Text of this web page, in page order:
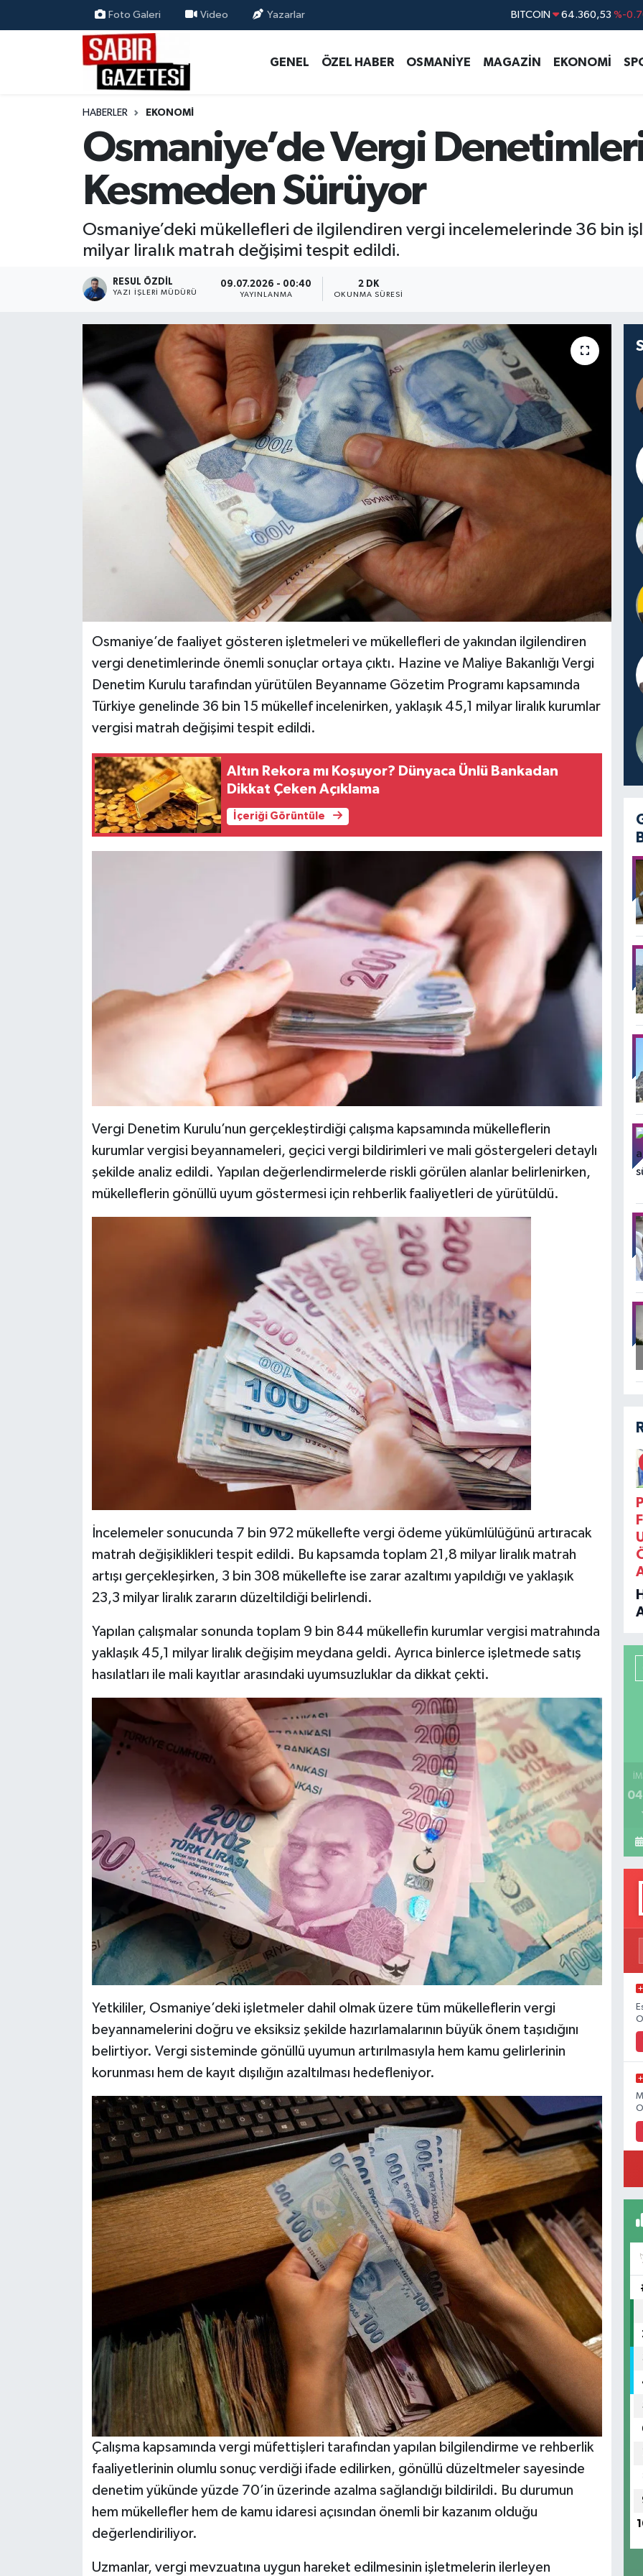
Foto Galeri Video Yazarlar DOLAR 47,7069
STERLİN 64,1897
BITCOIN 64.360,53 %-0.76
GENEL ÖZEL HABER OSMANİYE MAGAZİN EKONOMİ
HABERLER EKONOMI
Osmaniye’de Vergi
Kesmeden Sürüyor
Osmaniye’deki mükellefleri de ilgilendiren vergi incelemelerinde 36 bin
milyar liralık matrah değişimi tespit edildi.
RESUL ÖZDIL
YAZI İŞLERI MÜDÜRÜ
09.07.2026 - 00:40
YAYINLANMA
2 DK
OKUNMA SÜRESI
Osmaniye’de faaliyet gösteren işletmeleri ve mükellefleri de yakından ilgilendiren
vergi denetimlerinde önemli sonuçlar ortaya çıktı. Hazine ve Maliye Bakanlığı Vergi
Denetim Kurulu tarafından yürütülen Beyanname Gözetim Programı kapsamında
Türkiye genelinde 36 bin 15 mükellef incelenirken, yaklaşık 45,1 milyar liralık kurumlar
vergisi matrah değişimi tespit edildi.
Altın Rekora mı Koşuyor? Dünyaca Ünlü Bankadan
Dikkat Çeken Açıklama
İçeriği Görüntüle
Vergi Denetim Kurulu’nun gerçekleştirdiği çalışma kapsamında mükelleflerin
kurumlar vergisi beyannameleri, geçici vergi bildirimleri ve mali göstergeleri detaylı
şekilde analiz edildi. Yapılan değerlendirmelerde riskli görülen alanlar belirlenirken,
mükelleflerin gönüllü uyum göstermesi için rehberlik faaliyetleri de yürütüldü.
İncelemeler sonucunda 7 bin 972 mükellefte vergi ödeme yükümlülüğünü artıracak
matrah değişiklikleri tespit edildi. Bu kapsamda toplam 21,8 milyar liralık matrah
artışı gerçekleşirken, 3 bin 308 mükellefte ise zarar azaltımı yapıldığı ve yaklaşık
23,3 milyar liralık zararın düzeltildiği belirlendi.
Yapılan çalışmalar sonunda toplam 9 bin 844 mükellefin kurumlar vergisi matrahında
yaklaşık 45,1 milyar liralık değişim meydana geldi. Ayrıca binlerce işletmede satış
hasılatları ile mali kayıtlar arasındaki uyumsuzluklar da dikkat çekti.
Yetkililer, Osmaniye’deki işletmeler dahil olmak üzere tüm mükelleflerin vergi
beyannamelerini doğru ve eksiksiz şekilde hazırlamalarının büyük önem taşıdığını
belirtiyor. Vergi sisteminde gönüllü uyumun artırılmasıyla hem kamu gelirlerinin
korunması hem de kayıt dışılığın azaltılması hedefleniyor.
Çalışma kapsamında vergi müfettişleri tarafından yapılan bilgilendirme ve rehberlik
faaliyetlerinin olumlu sonuç verdiği ifade edilirken, gönüllü düzeltmeler sayesinde
denetim yükünde yüzde 70’in üzerinde azalma sağlandığı bildirildi. Bu durumun
hem mükellefler hem de kamu idaresi açısından önemli bir kazanım olduğu
değerlendiriliyor.
Uzmanlar, vergi mevzuatına uygun hareket edilmesinin işletmelerin ilerleyen
ÖZEL HABER
MAGAZİN
EKONOMİ
RESMİ İLANLAR
Osmaniye Nöbetçi Eczaneler
Osmaniye Hava Durumu
Osmaniye Trafik Yoğunluk Haritası
Süper Lig Puan Durumu ve Fikstür
Tüm Manşetler
Son Dakika Haberleri
Haber Arşivi